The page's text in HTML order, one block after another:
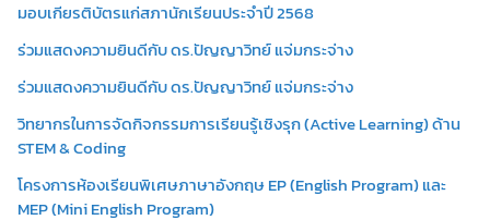
มอบเกียรติบัตรแก่สภานักเรียนประจำปี 2568
ร่วมแสดงความยินดีกับ ดร.ปัญญาวิทย์ แจ่มกระจ่าง
ร่วมแสดงความยินดีกับ ดร.ปัญญาวิทย์ แจ่มกระจ่าง
วิทยากรในการจัดกิจกรรมการเรียนรู้เชิงรุก (Active Learning) ด้าน
STEM & Coding
โครงการห้องเรียนพิเศษภาษาอังกฤษ EP (English Program) และ
MEP (Mini English Program)